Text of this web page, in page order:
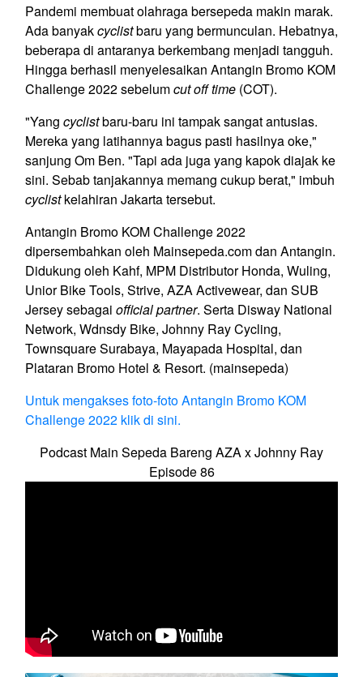
Pandemi membuat olahraga bersepeda makin marak.
Ada banyakcyclistbaru yang bermunculan. Hebatnya,
beberapa di antaranya berkembang menjadi tangguh.
Hingga berhasil menyelesaikan Antangin Bromo KOM
Challenge 2022 sebelumcut off time (COT).
"Yang cyclistbaru-baru ini tampak sangat antusias.
Mereka yang latihannya bagus pasti hasilnya oke,"
sanjung Om Ben. "Tapi ada juga yang kapok diajak ke
sini. Sebab tanjakannya memang cukup berat," imbuh
cyclistkelahiran Jakarta tersebut.
Antangin Bromo KOM Challenge 2022
dipersembahkan oleh Mainsepeda.com dan Antangin.
Didukung oleh Kahf, MPM Distributor Honda, Wuling,
Unior Bike Tools, Strive, AZA Activewear, dan SUB
Jersey sebagai official partner. Serta Disway National
Network, Wdnsdy Bike, Johnny Ray Cycling,
Townsquare Surabaya, Mayapada Hospital, dan
Plataran Bromo Hotel & Resort. (mainsepeda)
Untuk mengakses foto-foto Antangin Bromo KOM
Challenge 2022 klik di sini.
Podcast Main Sepeda Bareng AZA x Johnny Ray
Episode 86